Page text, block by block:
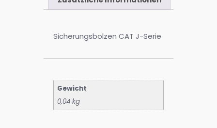
Sicherungsbolzen CAT J-Serie
Gewicht
0,04 kg